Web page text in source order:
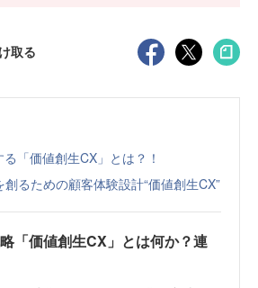
取る
「価値創生CX」とは？！
るための顧客体験設計“価値創生CX”
「価値創生CX」とは何か？連